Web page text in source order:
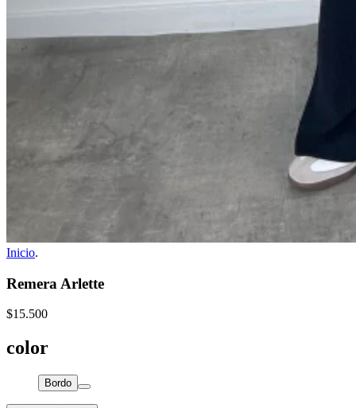
Inicio.
Remera Arlette
$15.500
color
Bordo